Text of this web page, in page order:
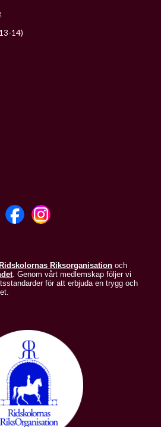
14)
Ridskolornas Riksorganisation och
. Genom vårt medlemskap följer vi
för att erbjuda en trygg och